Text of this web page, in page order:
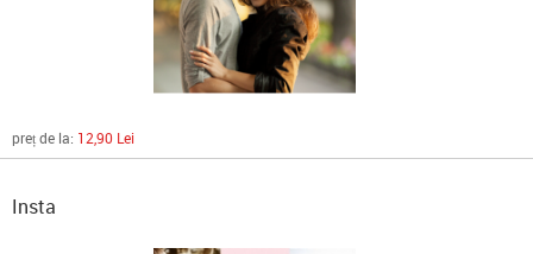
preț de la: 12,90 Lei
Insta